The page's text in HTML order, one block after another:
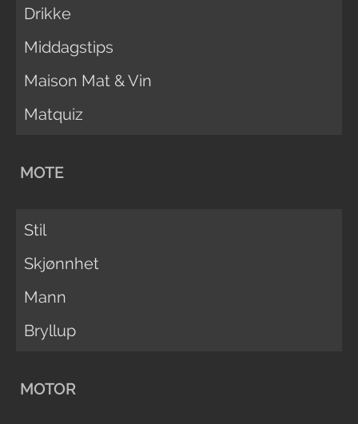
Drikke
Middagstips
Maison Mat & Vin
Matquiz
MOTE
Stil
Skjønnhet
Mann
Bryllup
MOTOR